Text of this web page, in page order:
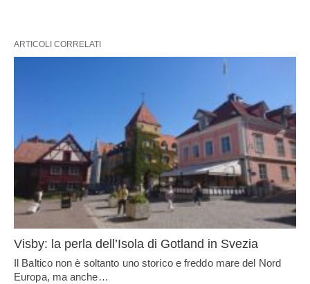
ARTICOLI CORRELATI
Visby: la perla dell’Isola di Gotland in Svezia
Il Baltico non è soltanto uno storico e freddo mare del Nord
Europa, ma anche…